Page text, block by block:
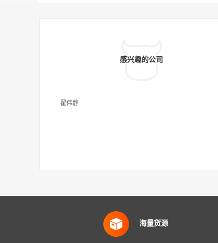
感兴趣的公司
翟伟静
海量货源